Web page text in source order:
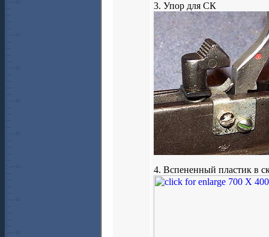
3. Упор для СК
4. Вспененный пластик в